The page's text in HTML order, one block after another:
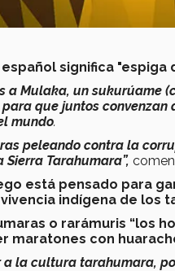
español significa "espiga
a Mulaka, un sukurúame
que juntos convenzan
mundo.
peleando contra la
Sierra Tarahumara”,
está pensado para
indígena de los
o rarámuris “los
maratones con
a la cultura tarahumara,